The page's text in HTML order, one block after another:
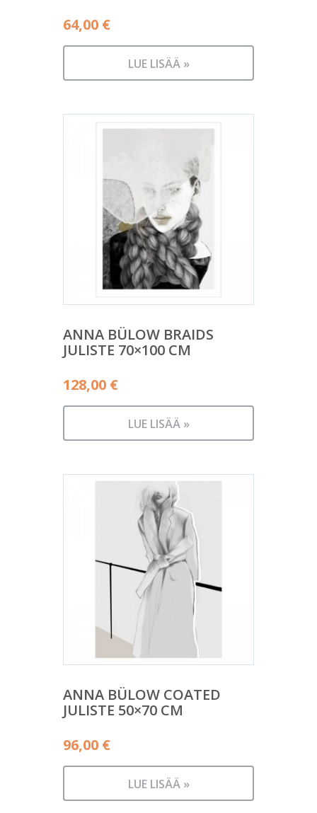
64,00 €
LUE LISÄÄ »
ANNA BÜLOW BRAIDS
JULISTE 70×100 CM
128,00 €
LUE LISÄÄ »
ANNA BÜLOW COATED
JULISTE 50×70 CM
96,00 €
LUE LISÄÄ »